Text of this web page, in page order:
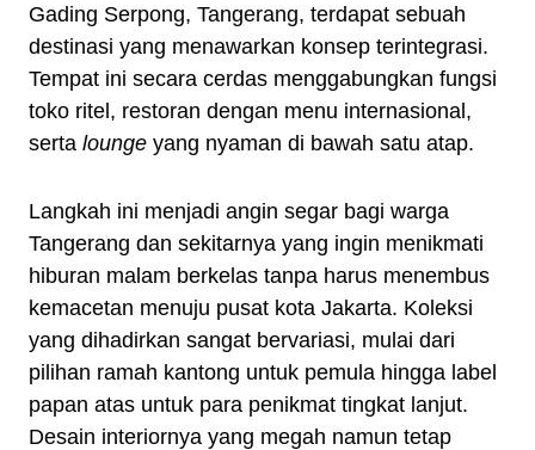
Gading Serpong, Tangerang, terdapat sebuah
destinasi yang menawarkan konsep terintegrasi.
Tempat ini secara cerdas menggabungkan fungsi
toko ritel, restoran dengan menu internasional,
serta lounge yang nyaman di bawah satu atap.
Langkah ini menjadi angin segar bagi warga
Tangerang dan sekitarnya yang ingin menikmati
hiburan malam berkelas tanpa harus menembus
kemacetan menuju pusat kota Jakarta. Koleksi
yang dihadirkan sangat bervariasi, mulai dari
pilihan ramah kantong untuk pemula hingga label
papan atas untuk para penikmat tingkat lanjut.
Desain interiornya yang megah namun tetap